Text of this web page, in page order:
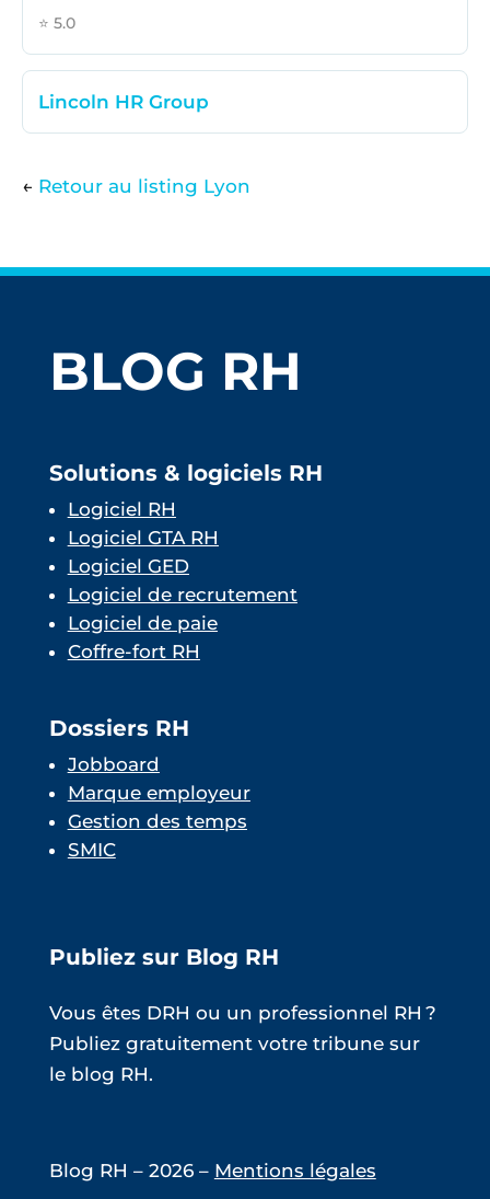
⭐ 5.0
Lincoln HR Group
← Retour au listing Lyon
BLOG RH
Solutions & logiciels RH
Logiciel RH
Logiciel GTA RH
Logiciel GED
Logiciel de recrutement
Logiciel de paie
Coffre-fort RH
Dossiers RH
Jobboard
Marque employeur
Gestion des temps
SMIC
Publiez sur Blog RH
Vous êtes DRH ou un professionnel RH ?
Publiez gratuitement votre tribune sur
le blog RH.
Blog RH – 2026 – Mentions légales